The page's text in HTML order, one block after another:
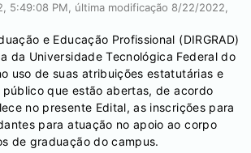
5:49:08 PM , última modificação 8/22/2022,
e Educação Profissional (DIRGRAD)
da Universidade Tecnológica Federal do
uso de suas atribuições estatutárias e
que estão abertas, de acordo
no presente Edital, as inscrições para
para atuação no apoio ao corpo
de graduação do campus.